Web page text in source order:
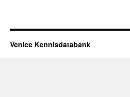
Venice Kennisdatabank